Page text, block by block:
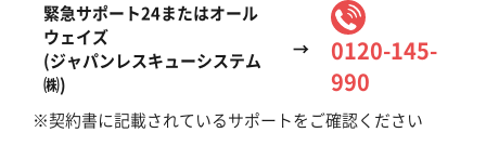
緊急サポート24またはオール
ウェイズ
(ジャパンレスキューシステム
㈱)
→
0120-145-
990
※契約書に記載されているサポートをご確認ください